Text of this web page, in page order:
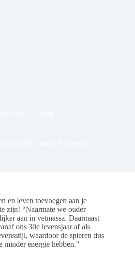
en leven toevoegen aan je
zijn! “Naarmate we ouder
aan in vetmassa. Daarnaast
ons 30e levensjaar af als
waardoor de spieren dus
minder energie hebben.”